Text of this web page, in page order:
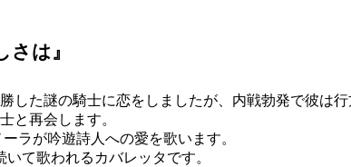
は』
した謎の騎士に恋をしましたが、内戦勃発で彼は
と再会します。
ラが吟遊詩人への愛を歌います。
て歌われるカバレッタです。